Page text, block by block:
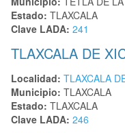
Estado: TLAXCALA
Clave LADA: 241
TLAXCALA DE
Localidad: TLAXCALA
Municipio: TLAXCALA
Estado: TLAXCALA
Clave LADA: 246